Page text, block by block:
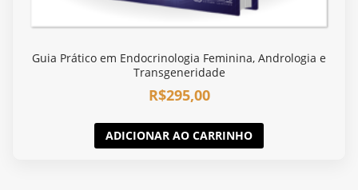
Guia Prático em Endocrinologia Feminina, Andrologia e
Transgeneridade
R$295,00
ADICIONAR AO CARRINHO